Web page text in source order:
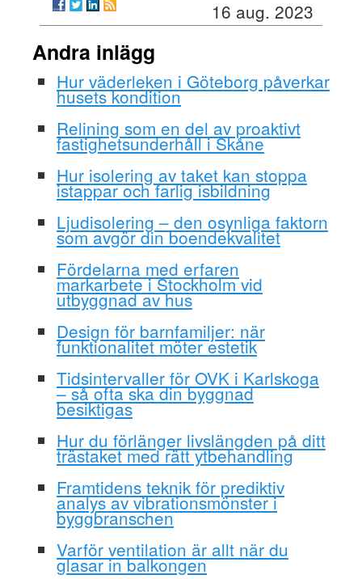
16 aug. 2023
Andra inlägg
Hur väderleken i Göteborg påverkar
husets kondition
Relining som en del av proaktivt
fastighetsunderhåll i Skåne
Hur isolering av taket kan stoppa
istappar och farlig isbildning
Ljudisolering – den osynliga faktorn
som avgör din boendekvalitet
Fördelarna med erfaren
markarbete i Stockholm vid
utbyggnad av hus
Design för barnfamiljer: när
funktionalitet möter estetik
Tidsintervaller för OVK i Karlskoga
– så ofta ska din byggnad
besiktigas
Hur du förlänger livslängden på ditt
trästaket med rätt ytbehandling
Framtidens teknik för prediktiv
analys av vibrationsmönster i
byggbranschen
Varför ventilation är allt när du
glasar in balkongen